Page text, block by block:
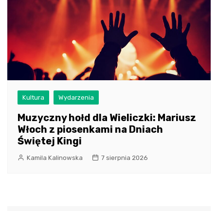
Kultura Wydarzenia
Muzyczny hołd dla Wieliczki: Mariusz
Włoch z piosenkami na Dniach
Świętej Kingi
Kamila Kalinowska 7 sierpnia 2026